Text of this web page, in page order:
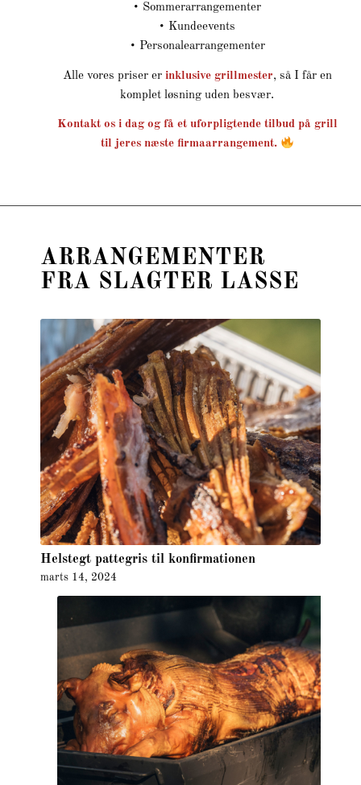
• Sommerarrangementer
• Kundeevents
• Personalearrangementer
Alle vores priser er inklusive grillmester, så I får en
komplet løsning uden besvær.
Kontakt os i dag og få et uforpligtende tilbud på grill
til jeres næste firmaarrangement.
ARRANGEMENTER
FRA SLAGTER LASSE
Helstegt pattegris til konfirmationen
marts 14, 2024